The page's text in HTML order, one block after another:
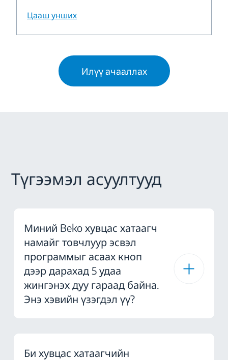
Цааш унших
Илүү ачааллах
Түгээмэл асуултууд
Миний Beko хувцас хатаагч
намайг товчлуур эсвэл
программыг асаах кноп
дээр дарахад 5 удаа
жингэнэх дуу гараад байна.
Энэ хэвийн үзэгдэл үү?
Би хувцас хатаагчийн